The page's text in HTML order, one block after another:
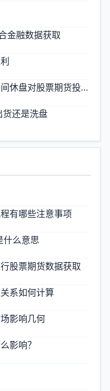
金融数据获取
午间休盘时间可以交易吗？午间休盘对股票期货投资有什么影响
货还是洗盘
有哪些注意事项
什么意思
股票期货数据获取
系如何计算
影响几何
影响？